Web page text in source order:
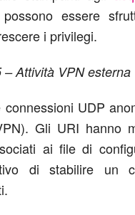
essere
i privilegi.
– Attività VPN esterna
connessioni UDP
Gli URI hanno
ai file di
di stabilire un